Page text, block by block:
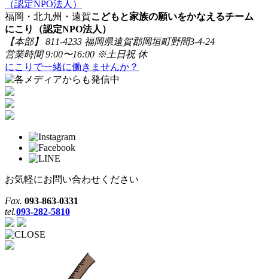
福岡・北九州・遠賀こどもと家族の願いをかなえるチーム
にこり（認定NPO法人）
【本部】 811-4233 福岡県遠賀郡岡垣町野間3-4-24
営業時間 9:00〜16:00 ※土日祝 休
にこりで一緒に働きませんか？
お気軽にお問い合わせください
Fax. 093-863-0331
tel.093-282-5810